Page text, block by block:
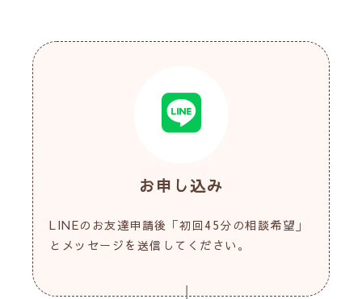
お申し込み
LINEのお友達申請後「初回45分の相談希望」
とメッセージを送信してください。